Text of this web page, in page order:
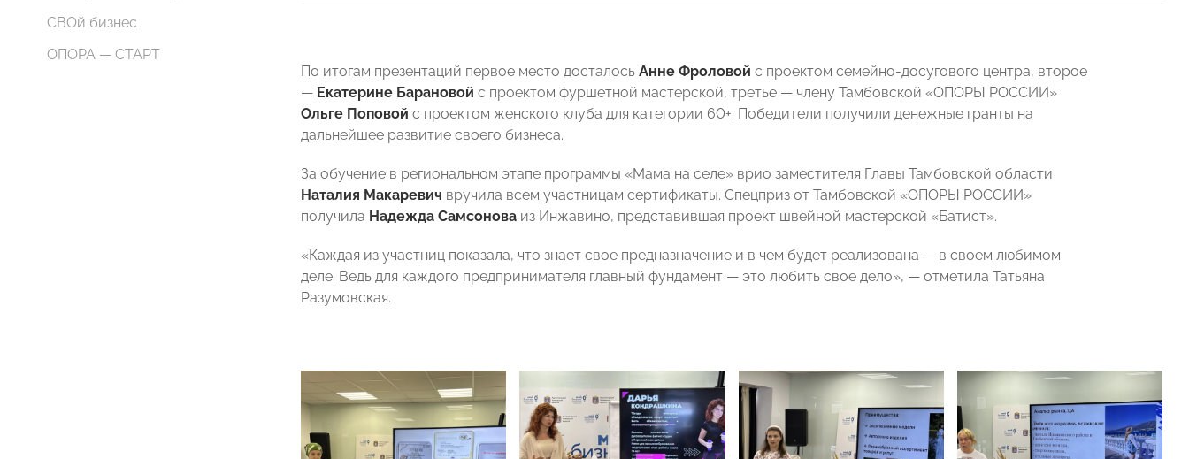
СВОй бизнес
ОПОРА — СТАРТ
По итогам презентаций первое место досталось Анне Фроловой с проектом семейно-досугового центра, второе
— Екатерине Барановой с проектом фуршетной мастерской, третье — члену Тамбовской «ОПОРЫ РОССИИ»
Ольге Поповой с проектом женского клуба для категории 60+. Победители получили денежные гранты на
дальнейшее развитие своего бизнеса.
За обучение в региональном этапе программы «Мама на селе» врио заместителя Главы Тамбовской области
Наталия Макаревич вручила всем участницам сертификаты. Спецприз от Тамбовской «ОПОРЫ РОССИИ»
получила Надежда Самсонова из Инжавино, представившая проект швейной мастерской «Батист».
«Каждая из участниц показала, что знает свое предназначение и в чем будет реализована — в своем любимом
деле. Ведь для каждого предпринимателя главный фундамент — это любить свое дело», — отметила Татьяна
Разумовская.